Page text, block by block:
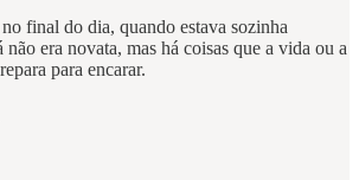
final do dia, quando estava sozinha
era novata, mas há coisas que a vida ou a
para encarar.